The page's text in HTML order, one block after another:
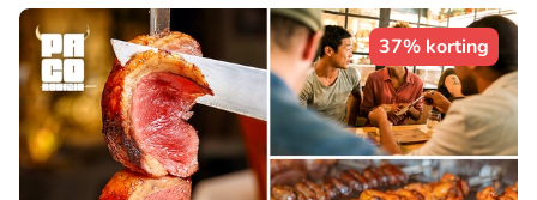
37% korting